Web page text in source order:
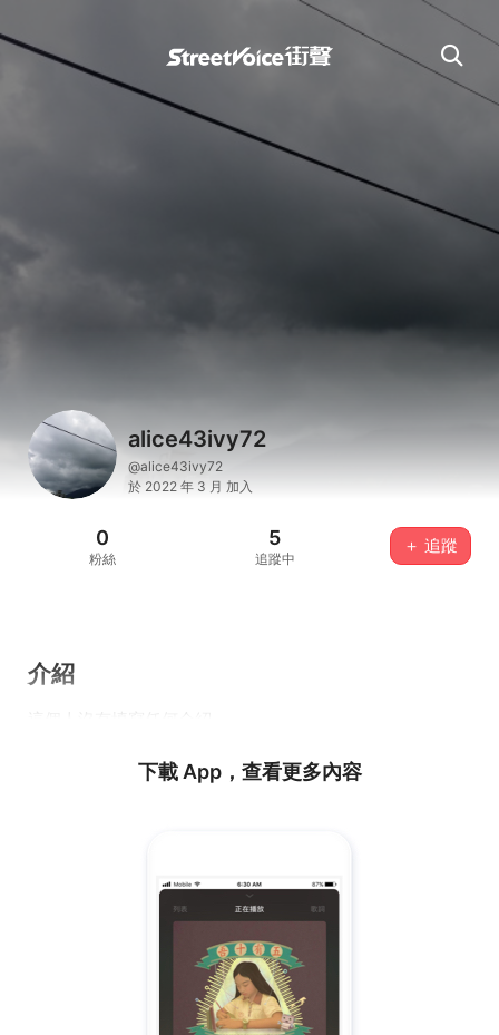
alice43ivy72
@alice43ivy72
於 2022 年 3 月 加入
0
粉絲
5
追蹤中
＋ 追蹤
介紹
下載 App，查看更多內容